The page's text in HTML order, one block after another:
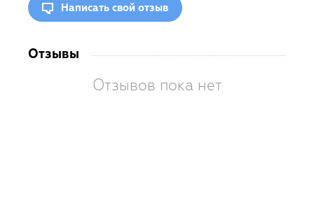
Написать свой отзыв
Отзывы
Отзывов пока нет